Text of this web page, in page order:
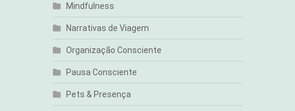
Mindfulness
Narrativas de Viagem
Organização Consciente
Pausa Consciente
Pets & Presença